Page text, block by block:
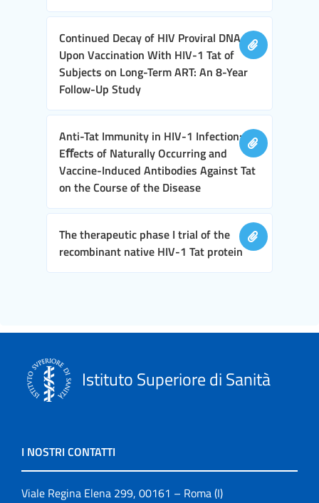
Continued Decay of HIV Proviral DNA
Upon Vaccination With HIV-1 Tat of
Subjects on Long-Term ART: An 8-Year
Follow-Up Study
Anti-Tat Immunity in HIV-1 Infection:
Eﬀects of Naturally Occurring and
Vaccine-Induced Antibodies Against Tat
on the Course of the Disease
The therapeutic phase I trial of the
recombinant native HIV-1 Tat protein
Istituto Superiore di Sanità
I NOSTRI CONTATTI
Viale Regina Elena 299, 00161 – Roma (I)